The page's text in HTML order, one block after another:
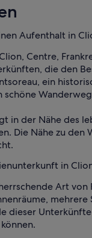
Aufenthalt in
Centre,
die den
ein
in der Nähe des
Die Nähe zu
in
Art
dieser